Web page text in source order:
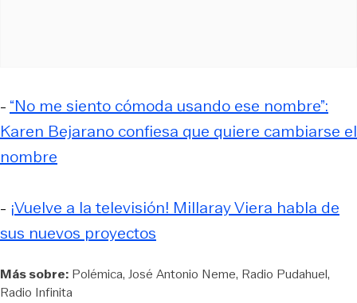
- “No me siento cómoda usando ese nombre”:
Karen Bejarano confiesa que quiere cambiarse el
nombre
- ¡Vuelve a la televisión! Millaray Viera habla de
sus nuevos proyectos
Más sobre: Polémica José Antonio Neme Radio Pudahuel
Radio Infinita